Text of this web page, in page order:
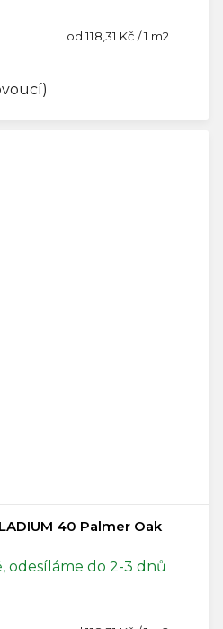
Měrná
od 118,31 Kč / 1 m2
40 Palmer Oak
odesíláme do 2-3 dnů